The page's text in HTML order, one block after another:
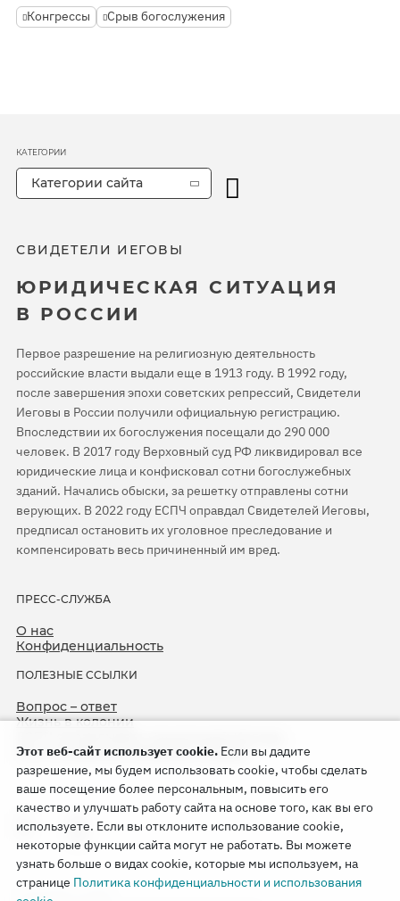
Конгрессы Срыв богослужения
СВИДЕТЕЛИ ИЕГОВЫ
ЮРИДИЧЕСКАЯ СИТУАЦИЯ
В РОССИИ
Первое разрешение на религиозную деятельность
российские власти выдали еще в 1913 году. В 1992 году,
после завершения эпохи советских репрессий, Свидетели
Иеговы в России получили официальную регистрацию.
Впоследствии их богослужения посещали до 290 000
человек. В 2017 году Верховный суд РФ ликвидировал все
юридические лица и конфисковал сотни богослужебных
зданий. Начались обыски, за решетку отправлены сотни
верующих. В 2022 году ЕСПЧ оправдал Свидетелей Иеговы,
предписал остановить их уголовное преследование и
компенсировать весь причиненный им вред.
ПРЕСС-СЛУЖБА
О нас
Конфиденциальность
ПОЛЕЗНЫЕ ССЫЛКИ
Вопрос – ответ
Жизнь в колонии
75-я годовщина операции «Север»
КАТЕГОРИИ
Категории сайта
Copyright © 2026
Этот веб-сайт использует cookie. Если вы дадите
разрешение, мы будем использовать cookie, чтобы сделать
ваше посещение более персональным, повысить его
качество и улучшать работу сайта на основе того, как вы его
используете. Если вы отклоните использование cookie,
некоторые функции сайта могут не работать. Вы можете
узнать больше о видах cookie, которые мы используем, на
странице Политика конфиденциальности и использования